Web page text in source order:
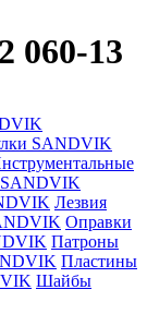
060-13
SANDVIK
SANDVIK
Лезвия
Оправки
Патроны
Пластины
Шайбы